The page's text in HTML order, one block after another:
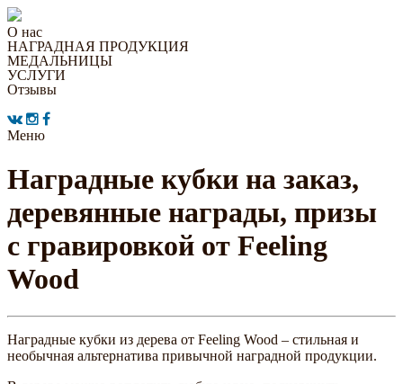
О нас
НАГРАДНАЯ ПРОДУКЦИЯ
МЕДАЛЬНИЦЫ
УСЛУГИ
Отзывы
Меню
Наградные кубки на заказ,
деревянные награды, призы
с гравировкой от Feeling
Wood
Наградные кубки из дерева от Feeling Wood – стильная и
необычная альтернатива привычной наградной продукции.